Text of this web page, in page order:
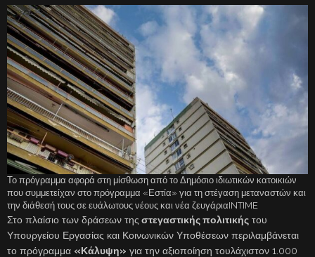
Το πρόγραμμα αφορά στη μίσθωση από το Δημόσιο ιδιωτικών κατοικιών
που συμμετείχαν στο πρόγραμμα «Εστία» για τη στέγαση μεταναστών και
την διάθεσή τους σε ευάλωτους νέους και νέα ζευγάριαINTIME
Στο πλαίσιο των δράσεων της στεγαστικής πολιτικής του
Υπουργείου Εργασίας και Κοινωνικών Υποθέσεων περιλαμβάνεται
το πρόγραμμα «Κάλυψη» για την αξιοποίηση τουλάχιστον 1.000